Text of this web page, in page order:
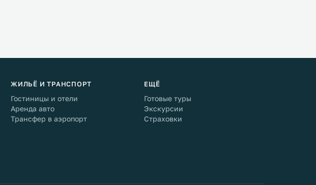
ЖИЛЬЁ И ТРАНСПОРТ
Гостиницы и отели
Аренда авто
Трансфер в аэропорт
ЕЩЁ
Готовые туры
Экскурсии
Страховки